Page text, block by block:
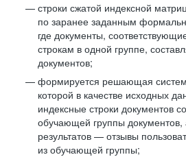
строки сжатой индексной
по заранее заданным
где документы,
строкам в одной группе,
документов;
формируется решающая
которой в качестве исходных
индексные строки документов
обучающей группы
результатов — отзывы
из обучающей группы;